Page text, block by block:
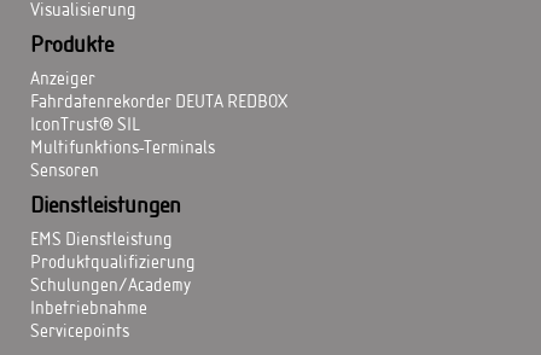
Visualisierung
Produkte
Anzeiger
Fahrdatenrekorder DEUTA REDBOX
IconTrust® SIL
Multifunktions-Terminals
Sensoren
Dienstleistungen
EMS Dienstleistung
Produktqualifizierung
Schulungen/Academy
Inbetriebnahme
Servicepoints